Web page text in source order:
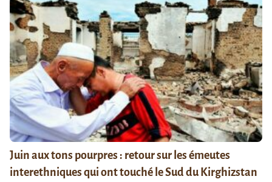
Juin aux tons pourpres : retour sur les émeutes
interethniques qui ont touché le Sud du Kirghizstan